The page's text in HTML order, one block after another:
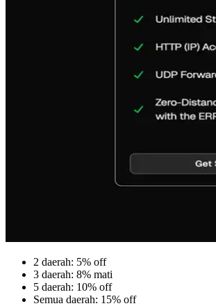
2 daerah: 5% off
3 daerah: 8% mati
5 daerah: 10% off
Semua daerah: 15% off